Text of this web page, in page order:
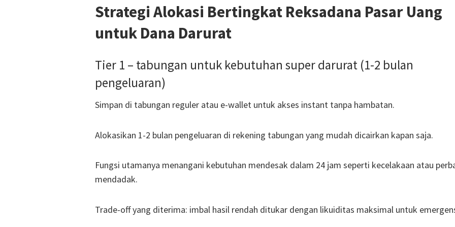
Strategi Alokasi Bertingkat Reksadana Pasar Uang
untuk Dana Darurat
Tier 1 – tabungan untuk kebutuhan super darurat (1-2 bulan
pengeluaran)
Simpan di tabungan reguler atau e-wallet untuk akses instant tanpa hambatan.
Alokasikan 1-2 bulan pengeluaran di rekening tabungan yang mudah dicairkan kapan saja.
Fungsi utamanya menangani kebutuhan mendesak dalam 24 jam seperti kecelakaan atau
mendadak.
Trade-off yang diterima: imbal hasil rendah ditukar dengan likuiditas maksimal untuk